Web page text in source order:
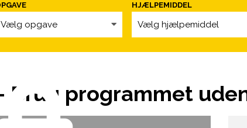
Vælg opgave
HJÆLPEMIDDEL
Vælg hjælpemiddel
Brug programmet